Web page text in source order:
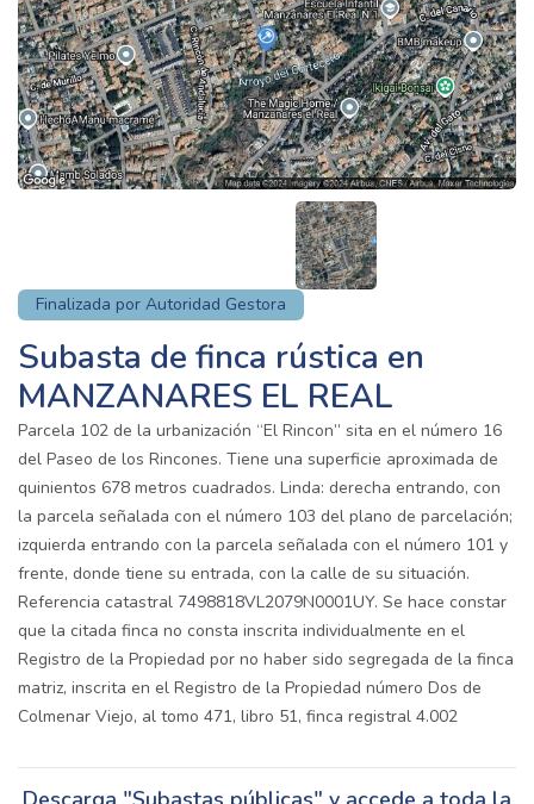
Finalizada por Autoridad Gestora
Subasta de finca rústica en
MANZANARES EL REAL
Parcela 102 de la urbanización “El Rincon” sita en el número 16
del Paseo de los Rincones. Tiene una superficie aproximada de
quinientos 678 metros cuadrados. Linda: derecha entrando, con
la parcela señalada con el número 103 del plano de parcelación;
izquierda entrando con la parcela señalada con el número 101 y
frente, donde tiene su entrada, con la calle de su situación.
Referencia catastral 7498818VL2079N0001UY. Se hace constar
que la citada finca no consta inscrita individualmente en el
Registro de la Propiedad por no haber sido segregada de la finca
matriz, inscrita en el Registro de la Propiedad número Dos de
Colmenar Viejo, al tomo 471, libro 51, finca registral 4.002